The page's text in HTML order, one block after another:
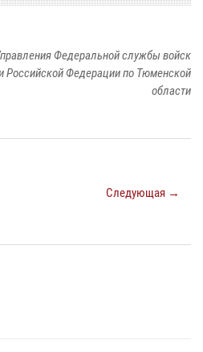
Федеральной службы войск
Российской Федерации по Тюменской
области
Следующая →